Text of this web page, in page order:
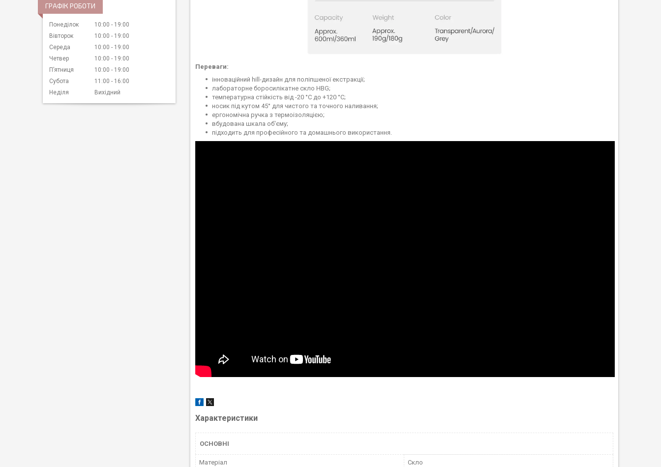
Переваги:
інноваційний hill-дизайн для поліпшеної екстракції;
лабораторне боросилікатне скло HBG;
температурна стійкість від -20 °C до +120 °C;
носик під кутом 45° для чистого та точного наливання;
ергономічна ручка з термоізоляцією;
вбудована шкала об'єму;
підходить для професійного та домашнього використання.
Характеристики
ОСНОВНІ
Матеріал Скло
ГРАФІК РОБОТИ
Понеділок 10:00
19:00
Вівторок
10:00
19:00
Середа
10:00
19:00
Четвер
10:00
19:00
Пʼятниця
10:00
19:00
Субота
11:00
16:00
Неділя
Вихідний